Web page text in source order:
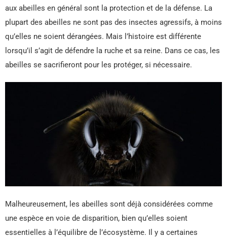
aux abeilles en général sont la protection et de la défense. La
plupart des abeilles ne sont pas des insectes agressifs, à moins
qu’elles ne soient dérangées. Mais l’histoire est différente
lorsqu’il s’agit de défendre la ruche et sa reine. Dans ce cas, les
abeilles se sacrifieront pour les protéger, si nécessaire.
Malheureusement, les abeilles sont déjà considérées comme
une espèce en voie de disparition, bien qu’elles soient
essentielles à l’équilibre de l’écosystème. Il y a certaines